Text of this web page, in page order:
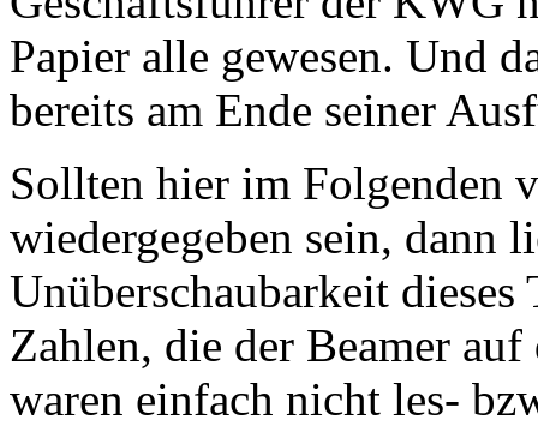
Papier alle gewesen. Und
bereits am Ende seiner
Sollten hier im Folgenden
wiedergegeben sein, dann
Unüberschaubarkeit
Zahlen, die der Beamer
waren einfach nicht les-